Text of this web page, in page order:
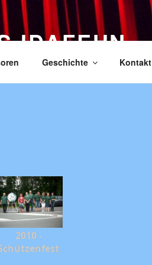
IDAFEHN
Geschichte Kontakt
2010 -